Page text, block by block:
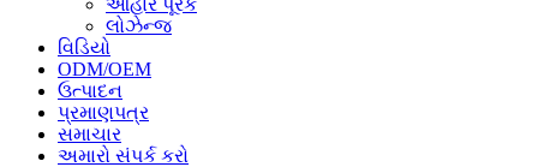
આહાર પૂરક
લોઝેન્જ
વિડિયો
ODM/OEM
ઉત્પાદન
પ્રમાણપત્ર
સમાચાર
અમારો સંપર્ક કરો